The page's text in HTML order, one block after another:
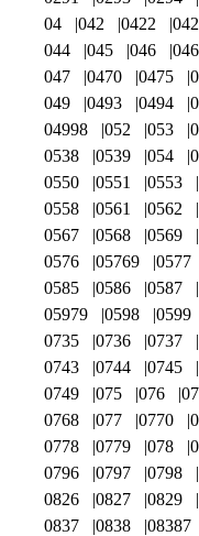
04
042 0422
044
045 046
047
0470 0475
049
0493 0494
04998
052 053
0538
0539 054
0550
0551 0553
0558
0561 0562
0567
0568 0569
0576
05769 0577
0585
0586 0587
05979
0598 0599
0735
0736 0737
0743
0744 0745
0749
075 076
0768
077 0770
0778
0779 078
0796
0797 0798
0826
0827 0829
0837
0838 08387